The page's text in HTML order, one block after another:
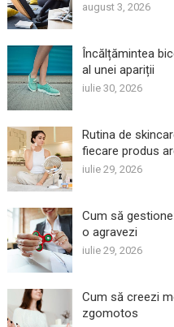
august 3, 2026
Încălțămintea
al unei apariții
iulie 30, 2026
Rutina de
fiecare produs
iulie 29, 2026
Cum să
o agravezi
iulie 29, 2026
Cum să creezi
zgomotos